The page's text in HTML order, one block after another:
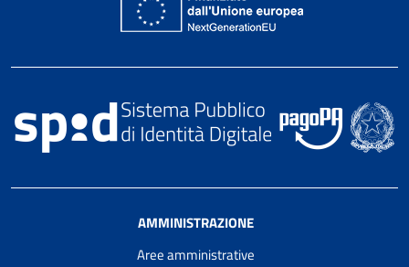
AMMINISTRAZIONE
Aree amministrative